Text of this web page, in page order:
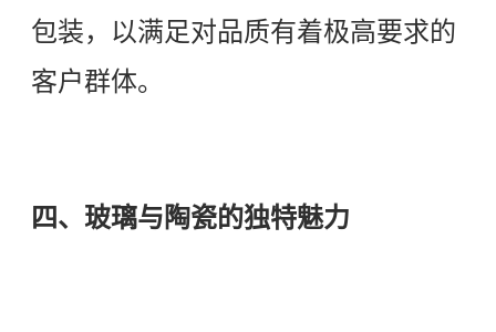
包装，以满足对品质有着极高要求的
客户群体。
四、玻璃与陶瓷的独特魅力